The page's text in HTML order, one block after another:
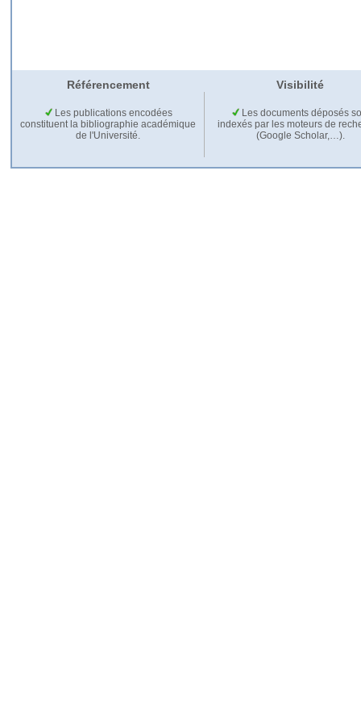
Référencement Visibilité
Les publications encodées
constituent la bibliographie académique
de l'Université.
Les documents déposés
indexés par les moteurs de
(Google Scholar,…).